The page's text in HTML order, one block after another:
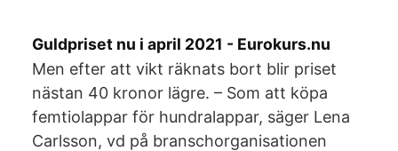
Guldpriset nu i april 2021 - Eurokurs.nu
Men efter att vikt räknats bort blir priset
nästan 40 kronor lägre. – Som att köpa
femtiolappar för hundralappar, säger Lena
Carlsson, vd på branschorganisationen